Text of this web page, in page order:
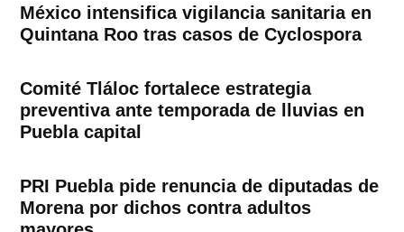
México intensifica vigilancia sanitaria en
Quintana Roo tras casos de Cyclospora
Comité Tláloc fortalece estrategia
preventiva ante temporada de lluvias en
Puebla capital
PRI Puebla pide renuncia de diputadas de
Morena por dichos contra adultos